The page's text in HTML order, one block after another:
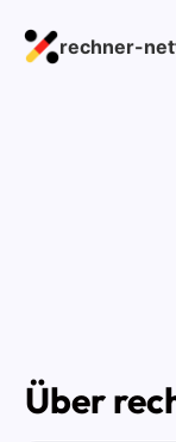
rechner-
Über